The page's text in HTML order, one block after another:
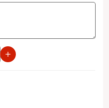
för att minska eller
Storlek på tårta 8 bitar,